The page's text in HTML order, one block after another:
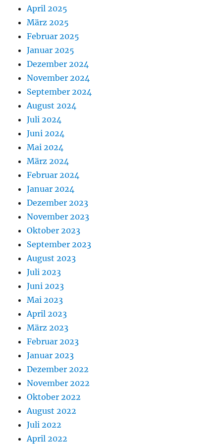
April 2025
März 2025
Februar 2025
Januar 2025
Dezember 2024
November 2024
September 2024
August 2024
Juli 2024
Juni 2024
Mai 2024
März 2024
Februar 2024
Januar 2024
Dezember 2023
November 2023
Oktober 2023
September 2023
August 2023
Juli 2023
Juni 2023
Mai 2023
April 2023
März 2023
Februar 2023
Januar 2023
Dezember 2022
November 2022
Oktober 2022
August 2022
Juli 2022
April 2022